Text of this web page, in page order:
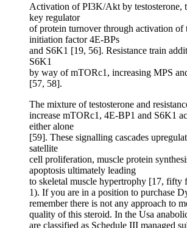
Activation of PI3K/Akt by testosterone,
key regulator
of protein turnover through activation of
initiation factor 4E-BPs
and S6K1 [19, 56]. Resistance train
S6K1
by way of mTORc1, increasing MPS
[57, 58].
The mixture of testosterone and
increase mTORc1, 4E-BP1 and S6K1
either alone
[59]. These signalling cascades
satellite
cell proliferation, muscle protein
apoptosis ultimately leading
to skeletal muscle hypertrophy [17, fifty
1). If you are in a position to purchase
remember there is not any approach to
quality of this steroid. In the Usa
are classified as Schedule III managed